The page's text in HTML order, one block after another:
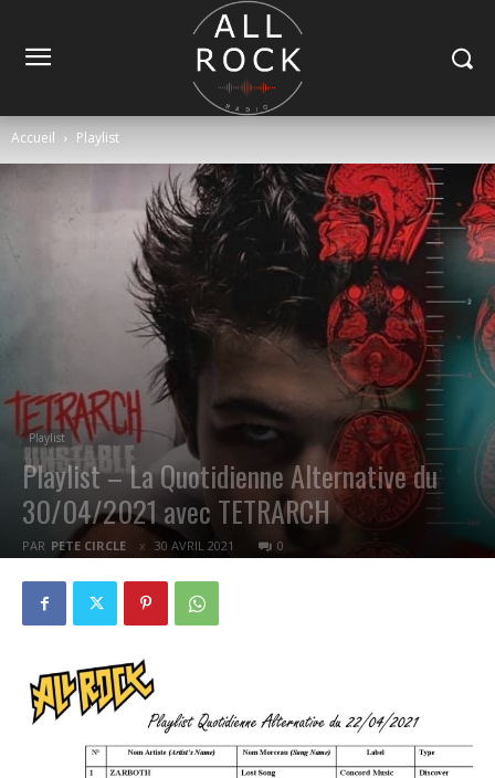
Accueil Playlist
Playlist
Playlist – La Quotidienne Alternative du
30/04/2021 avec TETRARCH
PAR PETE CIRCLE 30 AVRIL 2021 0